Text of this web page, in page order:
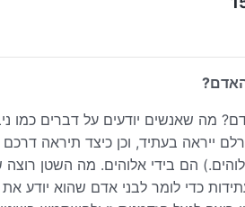
שאנשים יודעים על דברים כמו
ייראה בעתיד, וכן כיצד תיראה
הם בידי אלוהים. מה השטן
כדי לומר לבני אדם שהוא יודע